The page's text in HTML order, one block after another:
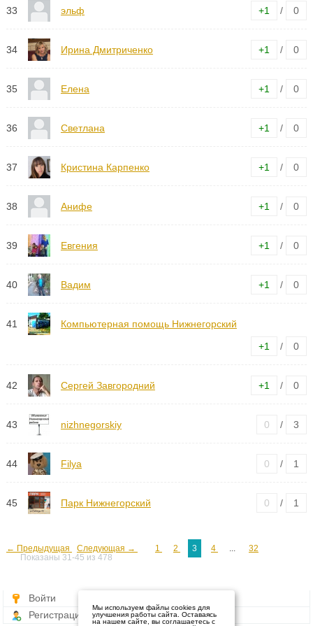
33 эльф +1 / 0
34 Ирина Дмитриченко +1 / 0
35 Елена +1 / 0
36 Светлана +1 / 0
37 Кристина Карпенко +1 / 0
38 Анифе +1 / 0
39 Евгения +1 / 0
40 Вадим +1 / 0
41
Компьютерная помощь Нижнегорский
+1
/ 0
42 Сергей Завгородний +1 / 0
43 nizhnegorskiy 0 / 3
44 Filya 0 / 1
45 Парк Нижнегорский 0 / 1
← Предыдущая Следующая → 1 2 3 4 ...
32
Показаны 31-45 из 478
Войти
Регистрация
Мы используем файлы cookies для
улучшения работы сайта. Оставаясь
на нашем сайте, вы соглашаетесь с